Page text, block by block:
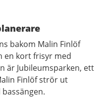
bakom Malin Finlöf
en kort frisyr med
är Jubileumsparken, ett
Finlöf strör ut